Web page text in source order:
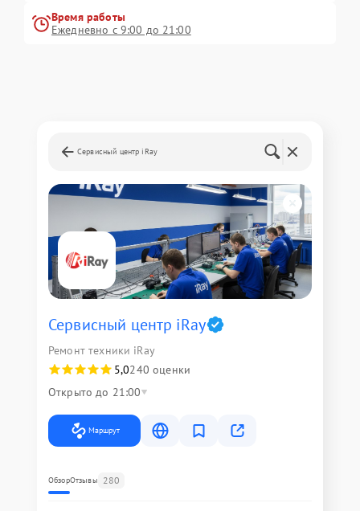
Время работы
Ежедневно с 9:00 до 21:00
Сервисный центр iRay
Сервисный центр iRay
Ремонт техники iRay
5,0240 оценки
Открыто до 21:00
Маршрут
ОбзорОтзывы 280